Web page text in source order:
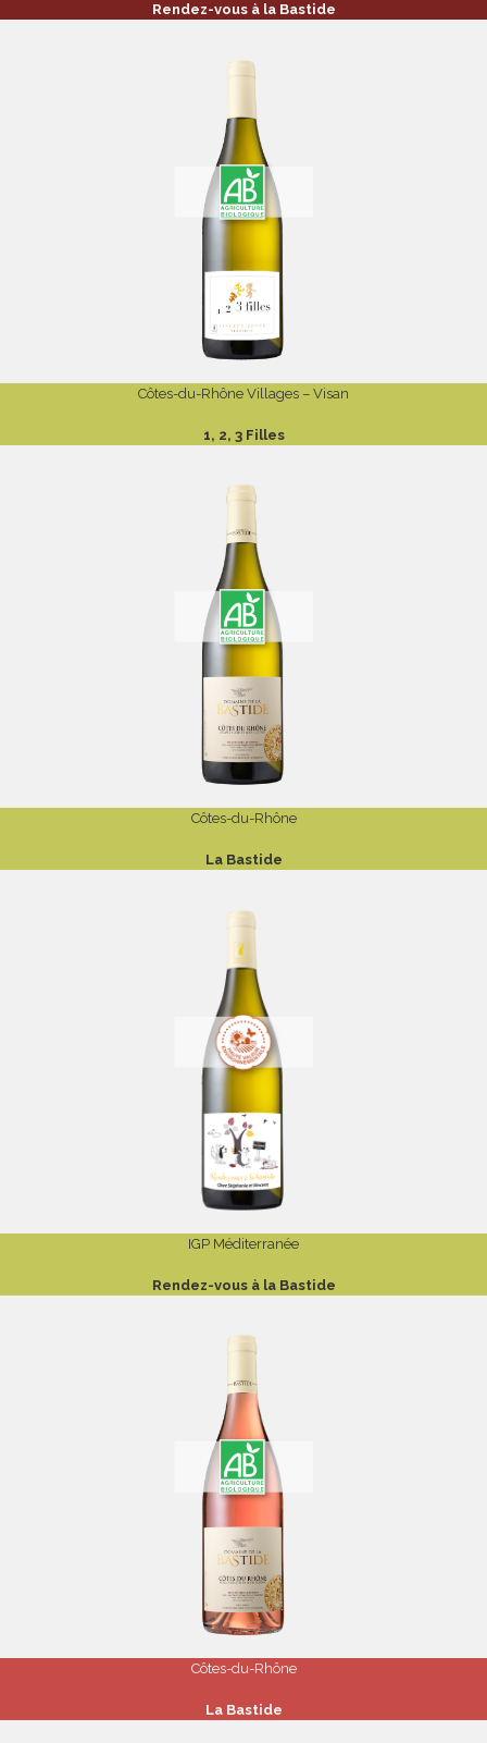
Rendez-vous à la Bastide
Côtes-du-Rhône Villages – Visan
1, 2, 3 Filles
Côtes-du-Rhône
La Bastide
IGP Méditerranée
Rendez-vous à la Bastide
Côtes-du-Rhône
La Bastide